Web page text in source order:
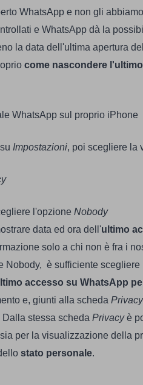
WhatsApp e non gli
e WhatsApp dà la
la data dell'ultima apertura
come nascondere
WhatsApp sul proprio iPhone
Impostazioni, poi scegliere la
l'opzione Nobody
data ed ora dell'ultimo
solo a chi non è fra i
Nobody, è sufficiente
accesso su WhatsApp
e, giunti alla scheda Privacy
Dalla stessa scheda Privacyè
per la visualizzazione della
stato personale.